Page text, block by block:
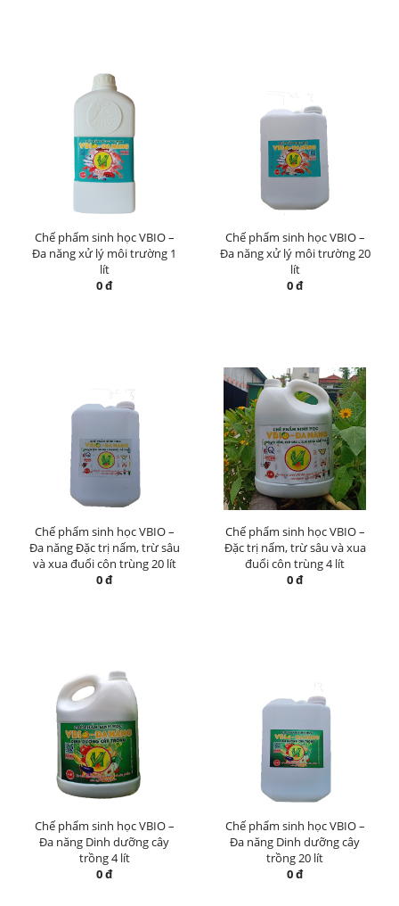
Chế phẩm sinh học VBIO –
Đa năng xử lý môi trường 1
lít
0 đ
Chế phẩm sinh học VBIO –
Đa năng xử lý môi trường 20
lít
0 đ
Chế phẩm sinh học VBIO –
Đa năng Đặc trị nấm, trừ sâu
và xua đuổi côn trùng 20 lít
0 đ
Chế phẩm sinh học VBIO –
Đặc trị nấm, trừ sâu và xua
đuổi côn trùng 4 lít
0 đ
Chế phẩm sinh học VBIO –
Đa năng Dinh dưỡng cây
trồng 4 lít
0 đ
Chế phẩm sinh học VBIO –
Đa năng Dinh dưỡng cây
trồng 20 lít
0 đ